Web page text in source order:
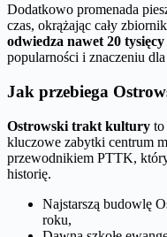
Dodatkowo promenada
czas, okrążając cały
odwiedza nawet 20
popularności i znaczeniu
Jak przebiega
Ostrowski trakt kultury to
kluczowe zabytki centrum
przewodnikiem PTTK,
historię.
Najstarszą budowlę
roku,